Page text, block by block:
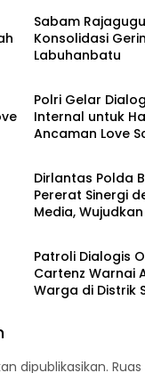
Sabam
Konsolidasi
Labuhanbatu
Berita
Polri Gelar
Internal untuk
Ancaman Love
Berita
Dirlantas Polda
Pererat Sinergi
Media,
Berita
Patroli Dialogis
Cartenz Warnai
Warga di Distrik
dipublikasikan.